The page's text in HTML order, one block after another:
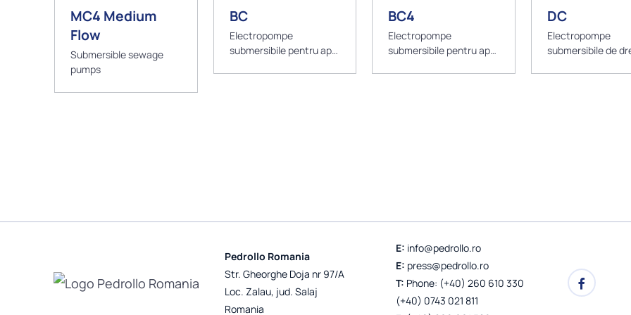
MC4 Medium
Flow
Submersible sewage
pumps
BC
Electropompe
submersibile pentru ape
BC4
Electropompe
submersibile pentru ape
DC
Electropompe
submersibile de
Pedrollo Romania
Str. Gheorghe Doja nr 97/A
Loc. Zalau, jud. Salaj
Romania
E: info@pedrollo.ro
E: press@pedrollo.ro
T: Phone: (+40) 260 610 330
(+40) 0743 021 811